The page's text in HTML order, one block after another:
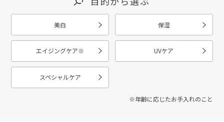
美白 保湿
エイジングケア※ UVケア
スペシャルケア
※年齢に応じたお手入れのこと